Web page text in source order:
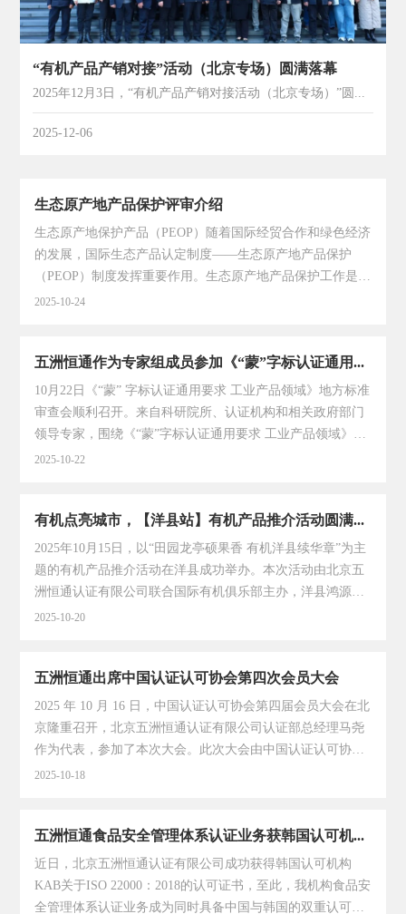
“有机产品产销对接”活动（北京专场）圆满落幕
2025-12-06
⽣态原产地产品保护评审介绍
生态原产地保护产品（PEOP）随着国际经贸合作和绿色经济
的发展，国际生态产品认定制度——生态原产地产品保护
（PEOP）制度发挥重要作用。生态原产地产品保护工作是贯
彻落实“绿水青山就是金山银山”生态优先发展战略、实现我
产地产品是指在产品生命周期内，符合绿色环保、低碳节
能、资源节约要求，并具有原产地特征/特性的生态型产品。
02生态原产地产品保护区对具有良好的绿色、低碳和循环等
生态基础和条件、一定生态原产地产品产业规模、良好的区
2025-10-24
五洲恒通作为专家组成员参加《“蒙”字标认证通用要求 工业产品领域》标准审查会
10月22日《“蒙” 字标认证通用要求 工业产品领域》地方标准
审查会顺利召开。来自科研院所、认证机构和相关政府部门
领导专家，围绕《“蒙”字标认证通用要求 工业产品领域》标
准进行审查。会议聚焦三大核心议题。一是“蒙”字标工业产
资质、合规性等基础标准。三是企业管理要求，深入评估现
有管理条款的科学性，结合工业产品领域实际情况，优化条
款设置以提升可操作性。本次会议高效推动标准在“蒙”字标
工业产品认证中的落地进程，下一步将结合通用要求，制定
2025-10-22
有机点亮城市，【洋县站】有机产品推介活动圆满落幕
2025年10月15日，以“田园龙亭硕果香 有机洋县续华章”为主
题的有机产品推介活动在洋县成功举办。本次活动由北京五
洲恒通认证有限公司联合国际有机俱乐部主办，洋县鸿源现
代农业循环发展有限公司承办，为洋县有机产业发展搭建交
北京五洲恒通认证有限公司总经理李国秋、总经理助理杨兰
出席活动。五洲恒通充分发挥资源整合与对接平台的优势，
通过搭建政企、企企对接桥梁，让企业精准对接优质资源。
在活动核心环节中，洋县农业农村局局长强长虎、龙亭镇党
2025-10-20
五洲恒通出席中国认证认可协会第四次会员大会
2025 年 10 月 16 日，中国认证认可协会第四届会员大会在北
京隆重召开，北京五洲恒通认证有限公司认证部总经理马尧
作为代表，参加了本次大会。此次大会由中国认证认可协会
换届工作领导小组副组长刘欣主持，市场监管总局认证监管
略规划、制度审议” 三大核心，是关乎认证认可行业未来五
年发展方向的关键盛会。市场监管总局认证监管司司长姚雷
在会上指出，协会作为全国认证认可行业的社会组织，承担
着参与构建中国特色认证认可治理体系、推动认证认可事业
2025-10-18
五洲恒通食品安全管理体系认证业务获韩国认可机构KAB认可
近日，北京五洲恒通认证有限公司成功获得韩国认可机构
KAB关于ISO 22000：2018的认可证书，至此，我机构食品安
全管理体系认证业务成为同时具备中国与韩国的双重认可。